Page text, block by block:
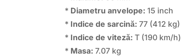
* Diametru anvelope: 15 inch
* Indice de sarcină: 77 (412 kg)
* Indice de viteză: T (190 km/h)
* Masa: 7.07 kg